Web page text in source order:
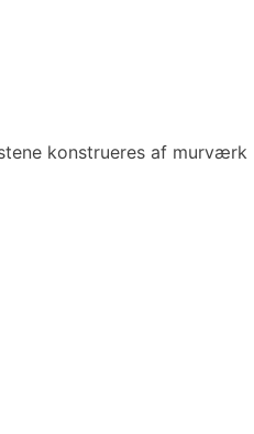
konstrueres af murværk